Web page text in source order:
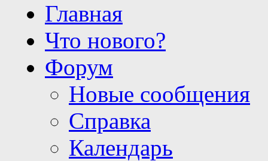
Главная
Что нового?
Форум
Новые сообщения
Справка
Календарь